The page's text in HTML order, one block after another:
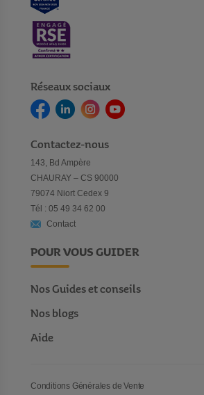
Réseaux sociaux
Contactez-nous
143, Bd Ampère
CHAURAY – CS 90000
79074 Niort Cedex 9
Tél : 05 49 34 62 00
Contact
POUR VOUS GUIDER
Nos Guides et conseils
Nos blogs
Aide
Conditions Générales de Vente